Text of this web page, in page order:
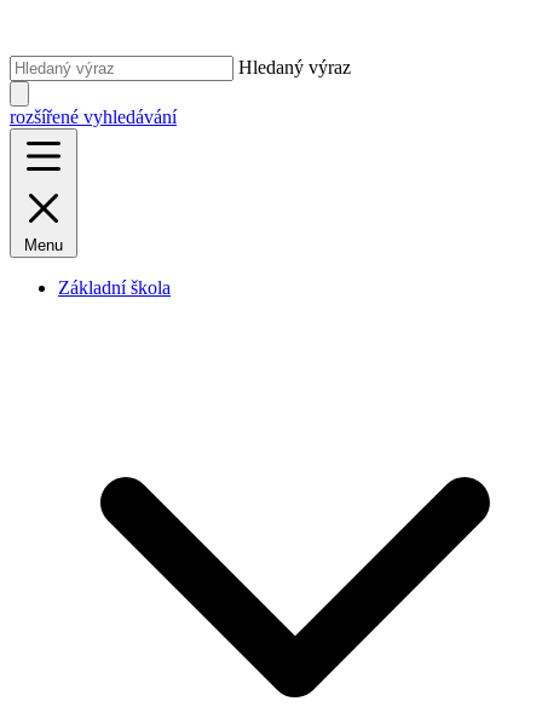
Hledaný výraz
rozšířené vyhledávání
Menu
Základní škola